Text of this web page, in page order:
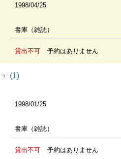
1998/04/25
書庫（雑誌）
貸出不可 予約はありません
5 (1)
1998/01/25
書庫（雑誌）
貸出不可 予約はありません